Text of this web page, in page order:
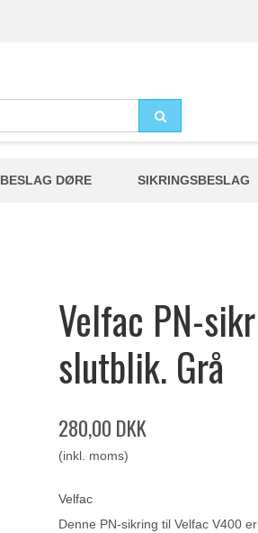
BESLAG DØRE SIKRINGSBESLAG
Velfac PN-
slutblik. Grå
280,00 DKK
(inkl. moms)
Velfac
Denne PN-sikring til Velfac V400